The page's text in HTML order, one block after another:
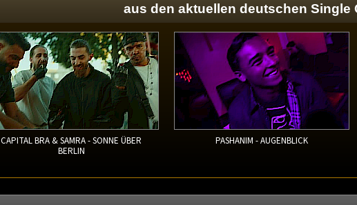
aus den aktuellen deutschen Single
CAPITAL BRA & SAMRA - SONNE ÜBER
BERLIN
PASHANIM - AUGENBLICK